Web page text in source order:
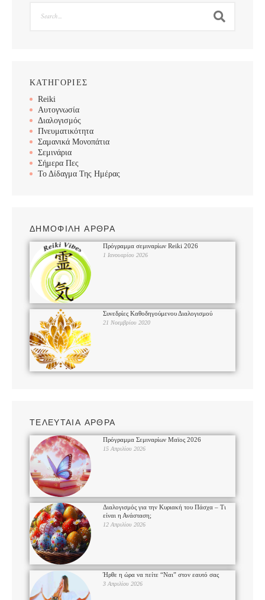
ΚΑΤΗΓΟΡΙΕΣ
Reiki
Αυτογνωσία
Διαλογισμός
Πνευματικότητα
Σαμανικά Μονοπάτια
Σεμινάρια
Σήμερα Πες
Το Δίδαγμα Της Ημέρας
ΔΗΜΟΦΙΛΗ ΑΡΘΡΑ
Πρόγραμμα σεμιναρίων Reiki 2026
1 Ιανουαρίου 2026
Συνεδρίες Καθοδηγούμενου Διαλογισμού
21 Νοεμβρίου 2020
ΤΕΛΕΥΤΑΙΑ ΑΡΘΡΑ
Πρόγραμμα Σεμιναρίων Μαϊος 2026
15 Απριλίου 2026
Διαλογισμός για την Κυριακή του Πάσχα – Τι
είναι η Ανάσταση;
12 Απριλίου 2026
Ήρθε η ώρα να πείτε “Ναι” στον εαυτό σας
3 Απριλίου 2026